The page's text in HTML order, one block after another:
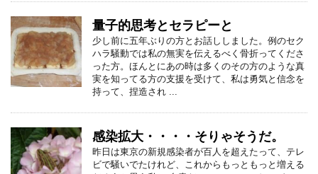
量子的思考とセラピーと
少し前に五年ぶりの方とお話ししました。例のセク
ハラ騒動では私の無実を伝えるべく骨折ってくださ
った方。ほんとにあの時は多くのその方のような真
実を知ってる方の支援を受けて、私は勇気と信念を
持って、捏造され ...
感染拡大・・・・そりゃそうだ。
昨日は東京の新規感染者が百人を超えたって、テレ
ビで騒いでたけれど、これからもっともっと増える